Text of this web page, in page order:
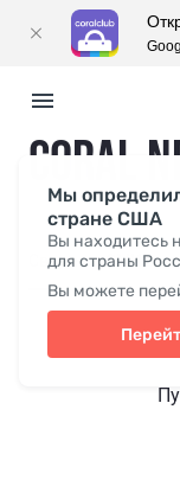
Мы
стране США
Вы находитесь
для страны
Вы можете
CORAL
Свежее СМИ о